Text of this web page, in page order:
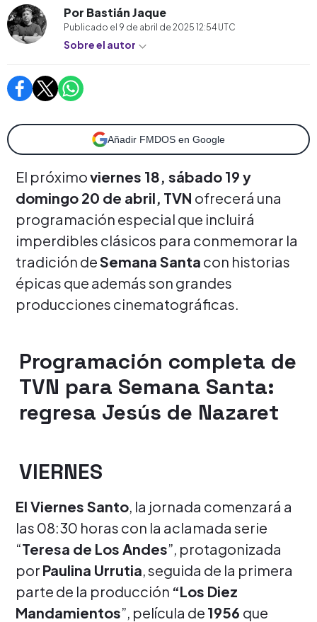
Por Bastián Jaque
Publicado el 9 de abril de 2025 12:54 UTC
Sobre el autor
Añadir FMDOS en Google
El próximoviernes 18, sábado 19 y
domingo 20 de abril, TVN ofrecerá una
programación especial que incluirá
imperdibles clásicos para conmemorar la
tradición deSemana Santa con historias
épicas que además son grandes
producciones cinematográficas.
Programación completa de
TVN para Semana Santa:
regresa Jesús de Nazaret
VIERNES
El Viernes Santo, la jornada comenzará a
las 08:30 horas con la aclamada serie
“Teresa de Los Andes”, protagonizada
por Paulina Urrutia, seguida de la primera
parte de la producción “Los Diez
Mandamientos”, película de 1956 que